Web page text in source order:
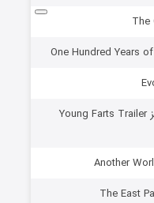
دانلود مستند قطعات تریلر یانگ فارتز Young Farts Trailer